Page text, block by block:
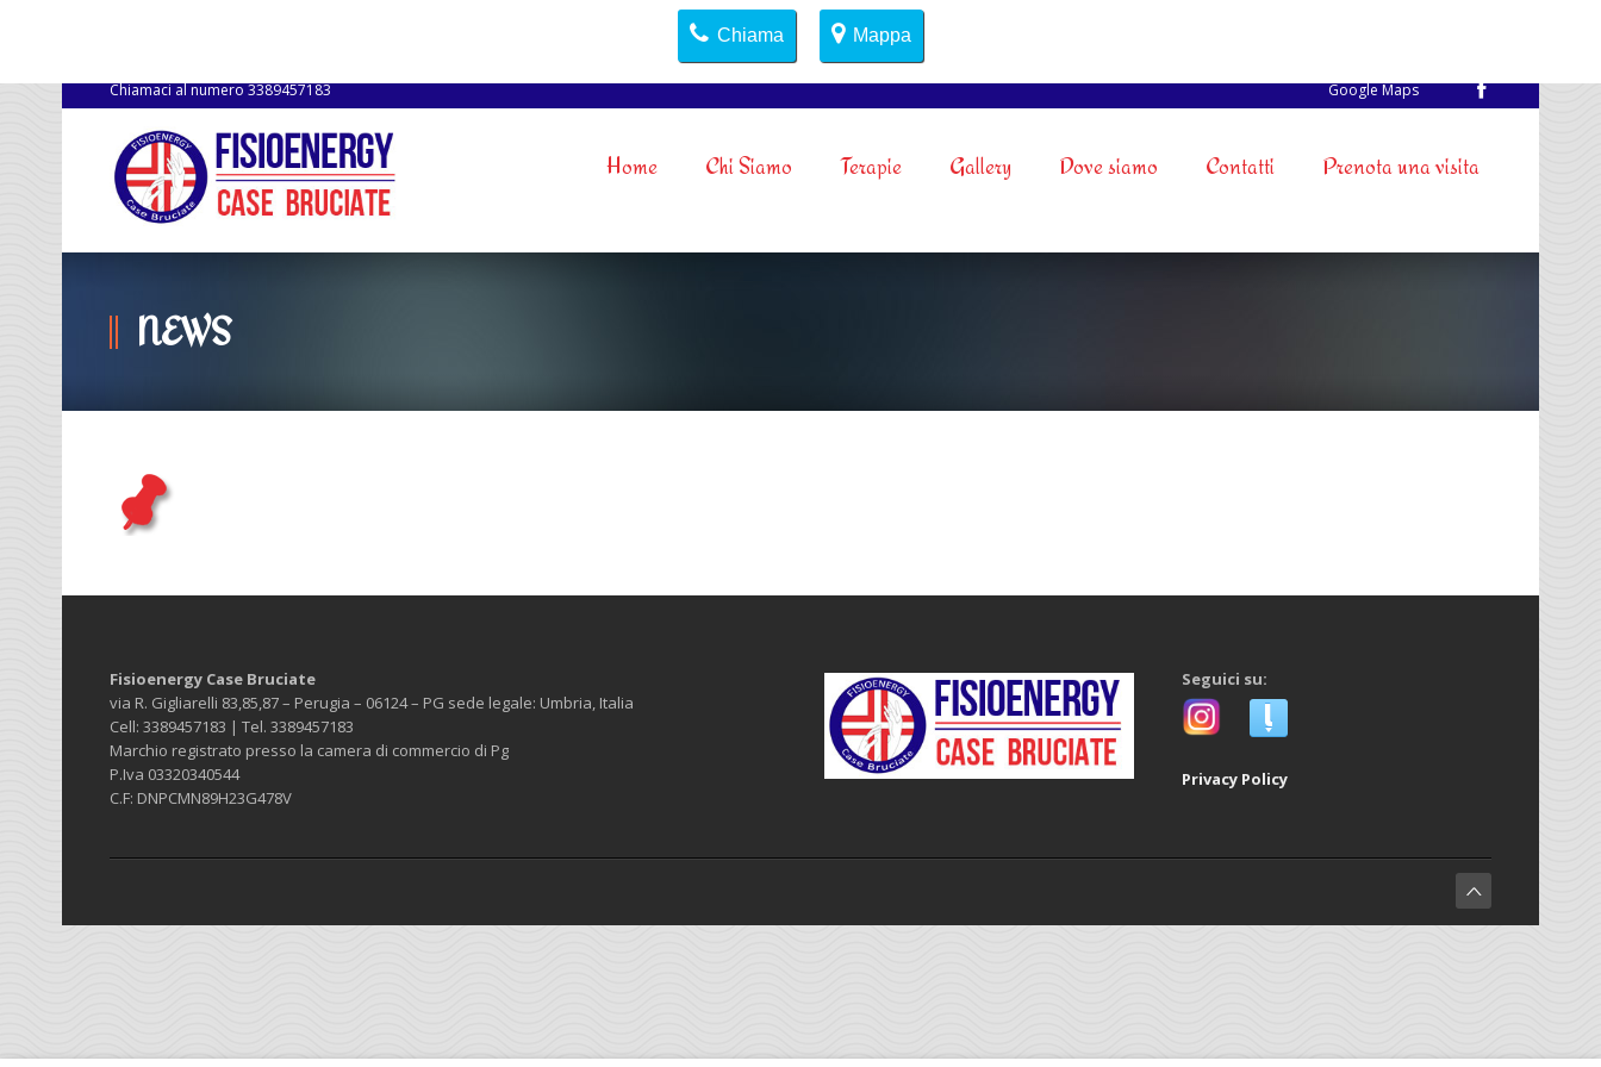
Chiama Mappa
Chiamaci al numero3389457183 Google Maps
Home Chi Siamo Terapie Gallery Dove siamo Contatti Prenota una visita
NEWS
Fisioenergy Case Bruciate
via R. Gigliarelli 83,85,87 – Perugia – 06124 – PG sede legale: Umbria, Italia
Cell: 3389457183 | Tel. 3389457183
Marchio registrato presso la camera di commercio di Pg
P.Iva 03320340544
C.F: DNPCMN89H23G478V
Seguici su:
Privacy Policy